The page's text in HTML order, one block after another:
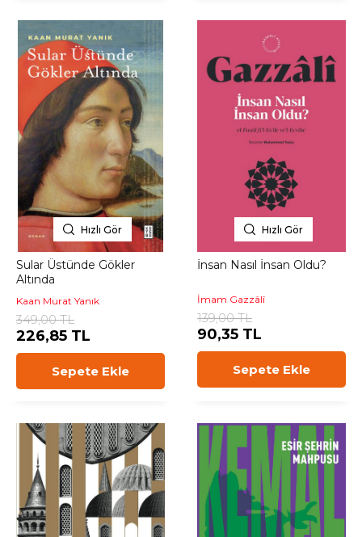
Hızlı Gör
Sular Üstünde Gökler
Altında
Kaan Murat Yanık
349,00 TL
226,85 TL
Sepete Ekle
Hızlı Gör
İnsan Nasıl İnsan Oldu?
İmam Gazzâlî
139,00 TL
90,35 TL
Sepete Ekle